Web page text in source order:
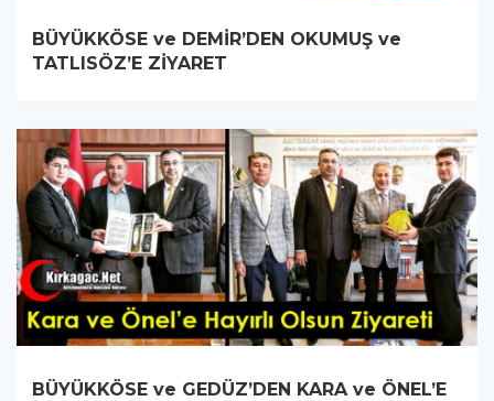
BÜYÜKKÖSE ve DEMİR’DEN OKUMUŞ ve
TATLISÖZ’E ZİYARET
BÜYÜKKÖSE ve GEDÜZ’DEN KARA ve ÖNEL’E